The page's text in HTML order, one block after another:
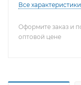
Все характеристики
Оформите заказ и
оптовой цене